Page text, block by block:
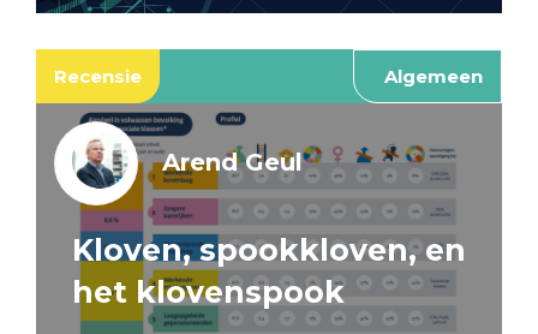
Recensie Algemeen
Arend Geul
Kloven, spookkloven, en
het klovenspook